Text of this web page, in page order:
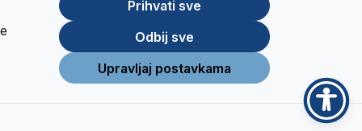
Store
Prihvati sve
Odbij sve
Upravljaj postavkama